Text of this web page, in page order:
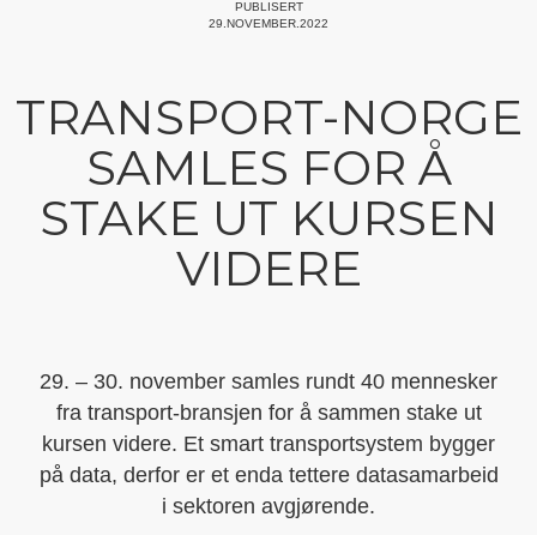
PUBLISERT
29.NOVEMBER.2022
TRANSPORT-NORGE
SAMLES FOR Å
STAKE UT KURSEN
VIDERE
29. – 30. november samles rundt 40 mennesker
fra transport-bransjen for å sammen stake ut
kursen videre. Et smart transportsystem bygger
på data, derfor er et enda tettere datasamarbeid
i sektoren avgjørende.